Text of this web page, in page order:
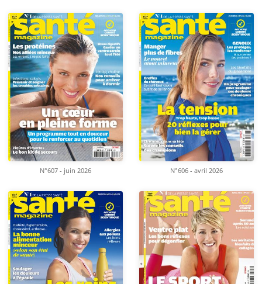
N°607 - juin 2026 N°606 - avril 2026